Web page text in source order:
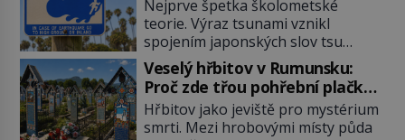
žlutá, bílá, někdy dokonce téměř
černá. Až díky stovkám let
pečlivého šlechtění se z ní stává
zelenina, bez které si českou
zahradu ani nedokážeme
představit. Její příběh je […]
Nejprve špetka školometské
teorie. Výraz tsunami vznikl
spojením japonských slov tsu
(přístav) a nami (vlna). Jedná se o
dlouhou vlnu, která je na volném
moři takřka nepostřehnutelná.
Ačkoli je vlnová délka tsunami i 300
kilometrů, výška vlny na volném
Veselý hřbitov v Rumunsku:
Proč zde třou pohřební plačky
bídu s nouzí?
Hřbitov jako jeviště pro mystérium
smrti. Mezi hrobovými místy půda